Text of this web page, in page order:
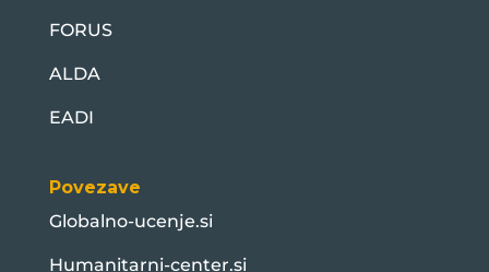
FORUS
ALDA
EADI
Povezave
Globalno-ucenje.si
Humanitarni-center.si